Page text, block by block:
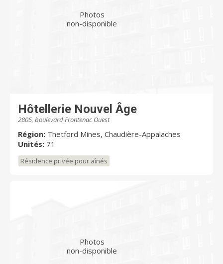
Photos
non-disponible
Hôtellerie Nouvel Âge
2805, boulevard Frontenac Ouest
Région: Thetford Mines, Chaudière-Appalaches
Unités: 71
Résidence privée pour aînés
Photos
non-disponible